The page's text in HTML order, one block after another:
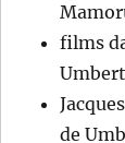
films
de